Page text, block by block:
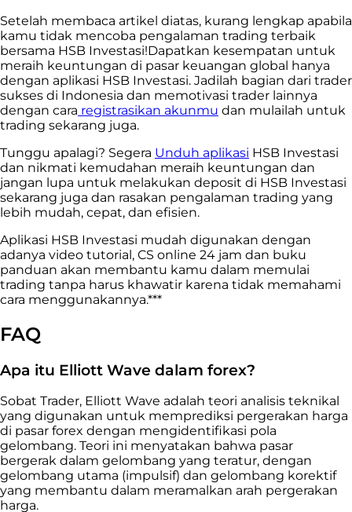
Setelah membaca artikel diatas, kurang lengkap apabila
kamu tidak mencoba pengalaman trading terbaik
bersama HSB Investasi!Dapatkan kesempatan untuk
meraih keuntungan di pasar keuangan global hanya
dengan aplikasi HSB Investasi. Jadilah bagian dari trader
sukses di Indonesia dan memotivasi trader lainnya
dengan cara registrasikan akunmu dan mulailah untuk
trading sekarang juga.
Tunggu apalagi? Segera Unduh aplikasi HSB Investasi
dan nikmati kemudahan meraih keuntungan dan
jangan lupa untuk melakukan deposit di HSB Investasi
sekarang juga dan rasakan pengalaman trading yang
lebih mudah, cepat, dan efisien.
Aplikasi HSB Investasi mudah digunakan dengan
adanya video tutorial, CS online 24 jam dan buku
panduan akan membantu kamu dalam memulai
trading tanpa harus khawatir karena tidak memahami
cara menggunakannya.***
FAQ
Apa itu Elliott Wave dalam forex?
Sobat Trader, Elliott Wave adalah teori analisis teknikal
yang digunakan untuk memprediksi pergerakan harga
di pasar forex dengan mengidentifikasi pola
gelombang. Teori ini menyatakan bahwa pasar
bergerak dalam gelombang yang teratur, dengan
gelombang utama (impulsif) dan gelombang korektif
yang membantu dalam meramalkan arah pergerakan
harga.